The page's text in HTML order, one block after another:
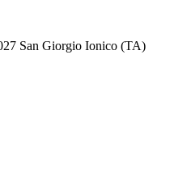
San Giorgio Ionico (TA)